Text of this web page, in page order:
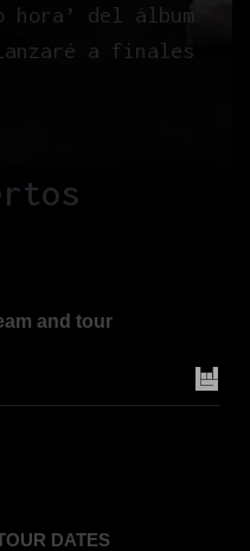
hora’ del álbum
a finales
and tour
DATES